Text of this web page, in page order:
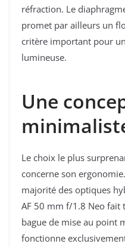
réfraction. Le
promet par ailleurs un
critère important pour
lumineuse.
Une
Le choix le plus
concerne son
majorité des optiques
AF 50 mm f/1.8 Neo fait
bague de mise au point
fonctionne